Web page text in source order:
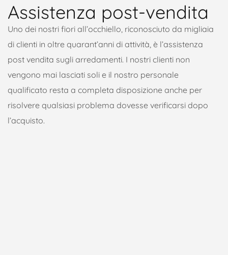
Assistenza post-vendita
Uno dei nostri fiori all’occhiello, riconosciuto da migliaia
di clienti in oltre quarant’anni di attività, è l’assistenza
post vendita sugli arredamenti. I nostri clienti non
vengono mai lasciati soli e il nostro personale
qualificato resta a completa disposizione anche per
risolvere qualsiasi problema dovesse verificarsi dopo
l’acquisto.